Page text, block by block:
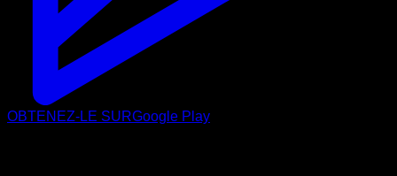
OBTENEZ-LE SURGoogle Play